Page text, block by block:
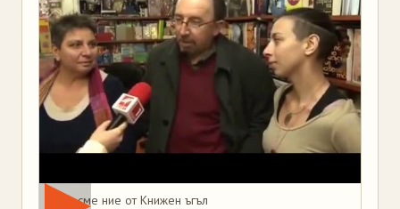
Това сме ние от Книжен ъгъл